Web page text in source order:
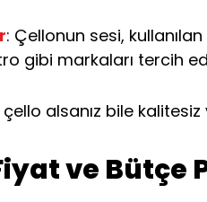
: Çellonun sesi,
gibi markaları tercih
alsanız bile
ve Bütçe